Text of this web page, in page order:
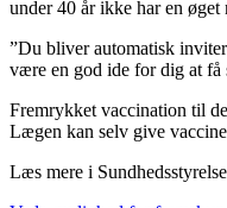
under 40 år ikke har en
”Du bliver automatisk
være en god ide for dig at få
Fremrykket vaccination til
Lægen kan selv give
Læs mere i